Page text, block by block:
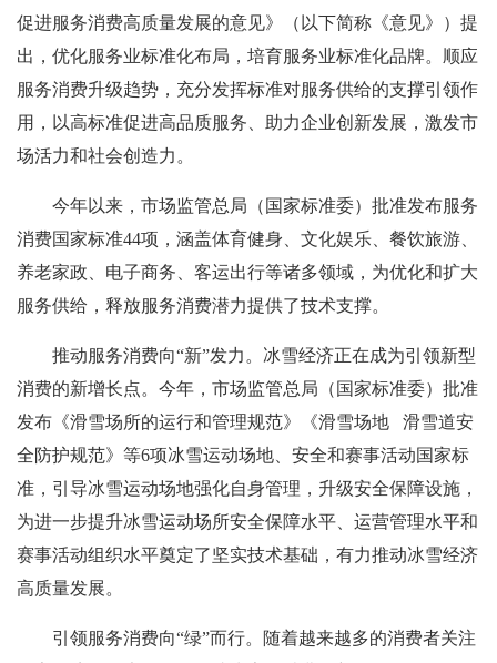
促进服务消费高质量发展的意见》（以下简称《意见》）提
出，优化服务业标准化布局，培育服务业标准化品牌。顺应
服务消费升级趋势，充分发挥标准对服务供给的支撑引领作
用，以高标准促进高品质服务、助力企业创新发展，激发市
场活力和社会创造力。
今年以来，市场监管总局（国家标准委）批准发布服务
消费国家标准44项，涵盖体育健身、文化娱乐、餐饮旅游、
养老家政、电子商务、客运出行等诸多领域，为优化和扩大
服务供给，释放服务消费潜力提供了技术支撑。
推动服务消费向“新”发力。冰雪经济正在成为引领新型
消费的新增长点。今年，市场监管总局（国家标准委）批准
发布《滑雪场所的运行和管理规范》《滑雪场地 滑雪道安
全防护规范》等6项冰雪运动场地、安全和赛事活动国家标
准，引导冰雪运动场地强化自身管理，升级安全保障设施，
为进一步提升冰雪运动场所安全保障水平、运营管理水平和
赛事活动组织水平奠定了坚实技术基础，有力推动冰雪经济
高质量发展。
引领服务消费向“绿”而行。随着越来越多的消费者关注